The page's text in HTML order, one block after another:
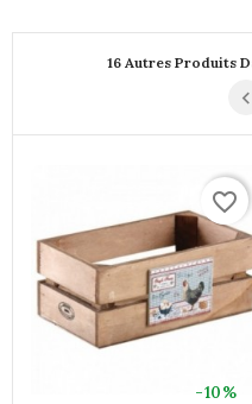
16 Autres Produits
-10%
favorite_border